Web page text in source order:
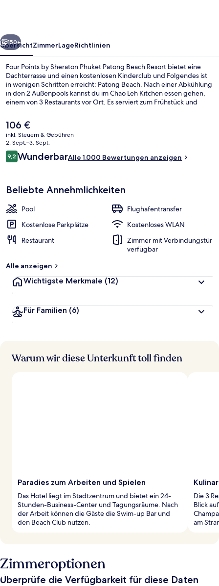
Beach
Resort
Weiter
150+
ÜbersichtZimmerLageRichtlinien
Four Points by Sheraton Phuket Patong Beach Resort bietet eine
Dachterrasse und einen kostenlosen Kinderclub und Folgendes ist
in wenigen Schritten erreicht: Patong Beach. Nach einer Abkühlung
in den 2 Außenpools kannst du im Chao Leh Kitchen essen gehen,
einem von 3 Restaurants vor Ort. Es serviert zum Frühstück und
Bars/Lounges, eine Poolbar und ein Fitnessbereich (rund um die Uhr
geöffnet). Andere Reisende lieben den Pool und das hilfsbereite
Personal.
Der
aktuelle
Preis
beträgt
106 €.
106 €
inkl. Steuern & Gebühren
2. Sept.–3. Sept.
Bewertungen
9,29,2 von 10.
WunderbarAlle 1.000 Bewertungen anzeigen
Beliebte Annehmlichkeiten
Pool
Flughafentransfer
Kostenlose Parkplätze
Kostenloses WLAN
Restaurant
Zimmer mit Verbindungstür
verfügbar
Alle anzeigen
Wichtigste Merkmale (12)
Für Familien (6)
Warum wir diese Unterkunft toll finden
Paradies zum Arbeiten und Spielen
Das Hotel liegt im Stadtzentrum und bietet ein 24-
Stunden-Business-Center und Tagungsräume. Nach
der Arbeit können die Gäste die Swim-up Bar und
den Beach Club nutzen.
Die 3
Blick
am
Zimmeroptionen
Überprüfe die Verfügbarkeit für diese Daten